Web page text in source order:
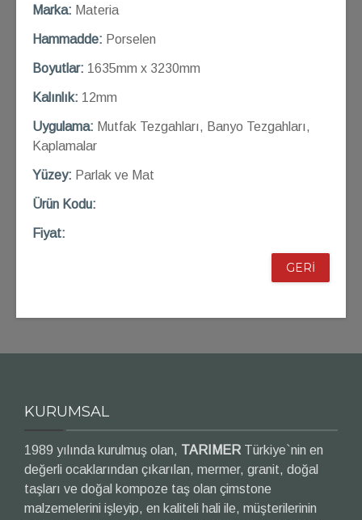
Marka: Materia
Hammadde: Porselen
Boyutlar: 1635mm x 3230mm
Kalınlık: 12mm
Uygulama: Mutfak Tezgahları, Banyo Tezgahları,
Kaplamalar
Yüzey: Parlak ve Mat
Ürün Kodu:
Fiyat:
GERİ
KURUMSAL
1989 yılında kurulmuş olan, TARIMER Türkiye`nin en
değerli ocaklarından çıkarılan, mermer, granit, doğal
taşları ve doğal kompoze taş olan çimstone
malzemelerini işleyip, en kaliteli hali ile, müşterilerinin